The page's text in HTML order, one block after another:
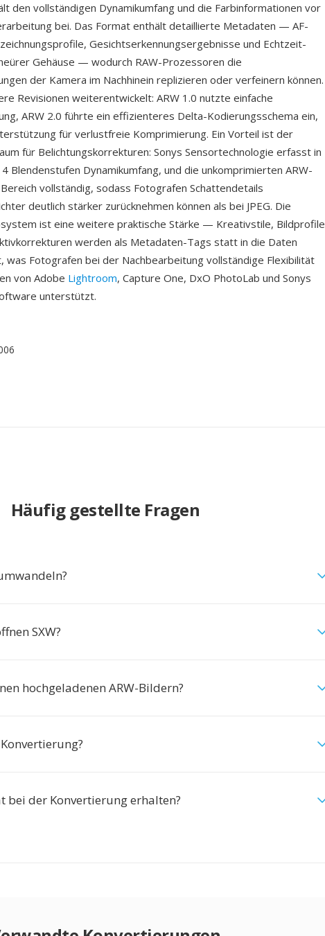
den vollständigen Dynamikumfang und die Farbinformationen vor
bei. Das Format enthält detaillierte Metadaten — AF-
Gesichtserkennungsergebnisse und Echtzeit-
Gehäuse — wodurch RAW-Prozessoren die
der Kamera im Nachhinein replizieren oder verfeinern können.
Revisionen weiterentwickelt: ARW 1.0 nutzte einfache
ARW 2.0 führte ein effizienteres Delta-Kodierungsschema ein,
für verlustfreie Komprimierung. Ein Vorteil ist der
für Belichtungskorrekturen: Sonys Sensortechnologie erfasst in
Blendenstufen Dynamikumfang, und die unkomprimierten ARW-
vollständig, sodass Fotografen Schattendetails
deutlich stärker zurücknehmen können als bei JPEG. Die
ist eine weitere praktische Stärke — Kreativstile, Bildprofile
werden als Metadaten-Tags statt in die Daten
was Fotografen bei der Nachbearbeitung vollständige Flexibilität
von Adobe Lightroom, Capture One, DxO PhotoLab und Sonys
unterstützt.
Häufig gestellte Fragen
SXW?
hochgeladenen ARW-Bildern?
der Konvertierung erhalten?